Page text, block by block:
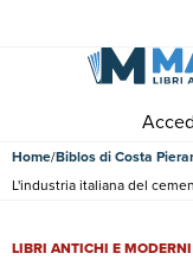
Home Biblos di Costa
L'industria italiana del
L'industria italiana del
LIBRI ANTICHI E MODERNI